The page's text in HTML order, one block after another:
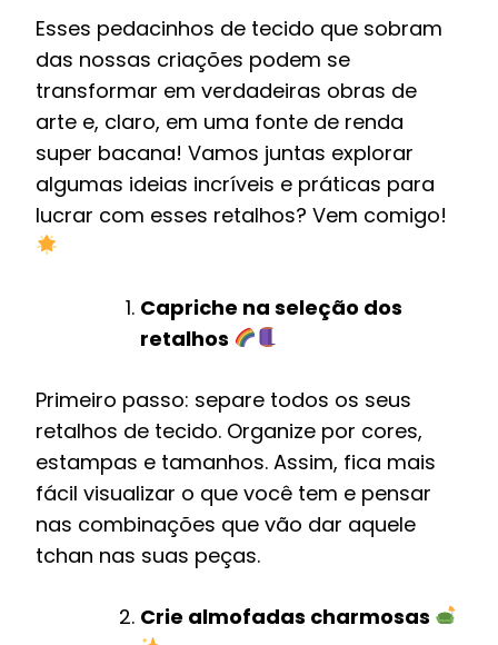
Esses pedacinhos de tecido que sobram
das nossas criações podem se
transformar em verdadeiras obras de
arte e, claro, em uma fonte de renda
super bacana! Vamos juntas explorar
algumas ideias incríveis e práticas para
lucrar com esses retalhos? Vem comigo!
Capriche na seleção dos
retalhos
Primeiro passo: separe todos os seus
retalhos de tecido. Organize por cores,
estampas e tamanhos. Assim, fica mais
fácil visualizar o que você tem e pensar
nas combinações que vão dar aquele
tchan nas suas peças.
Crie almofadas charmosas